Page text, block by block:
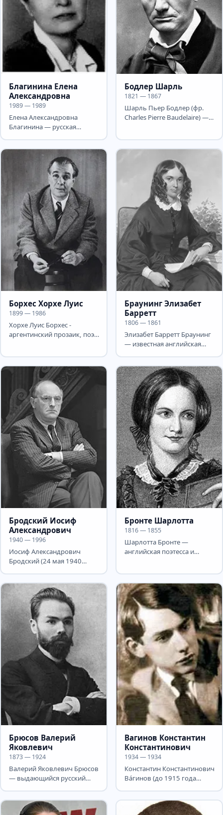
Благинина Елена
Александровна
1989 — 1989
Елена Александровна
Благинина — русская
Бодлер Шарль
1821 — 1867
Шарль Пьер Бодлер (фр.
Charles Pierre Baudelaire) —
Борхес Хорхе Луис
1899 — 1986
Хорхе Луис Борхес -
аргентинский прозаик, поэт
Браунинг Элизабет
Барретт
1806 — 1861
Элизабет Барретт Браунинг
— известная английская
Бродский Иосиф
Александрович
1940 — 1996
Иосиф Александрович
Бродский (24 мая 1940
Бронте Шарлотта
1816 — 1855
Шарлотта Бронте —
английская поэтесса и
Брюсов Валерий
Яковлевич
1873 — 1924
Валерий Яковлевич Брюсов
— выдающийся русский
Вагинов Константин
Константинович
1934 — 1934
Константин Константинович
Вáгинов (до 1915 года